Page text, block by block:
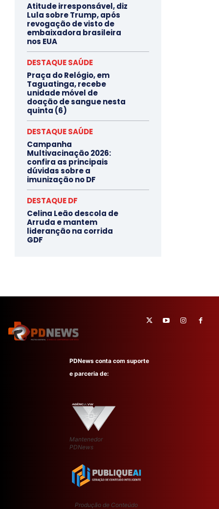
Atitude irresponsável, diz
Lula sobre Trump, após
revogação de visto de
embaixadora brasileira
nos EUA
DESTAQUE SAÚDE
Praça do Relógio, em
Taguatinga, recebe
unidade móvel de
doação de sangue nesta
quinta (6)
DESTAQUE SAÚDE
Campanha
Multivacinação 2026:
confira as principais
dúvidas sobre a
imunização no DF
DESTAQUE DF
Celina Leão descola de
Arruda e mantem
lideranção na corrida
GDF
PDNews conta com suporte
e parceria de:
Mantenedor
PDNews
Produção de Conteúdo